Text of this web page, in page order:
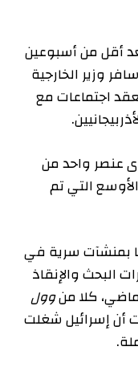
أقل من أسبوعين
وزير الخارجية
اجتماعات مع
عنصر واحد من
الأوسع التي تم
بمنشآت سرية في
البحث والإنقاذ
كلا منوول
أن إسرائيل شغلت